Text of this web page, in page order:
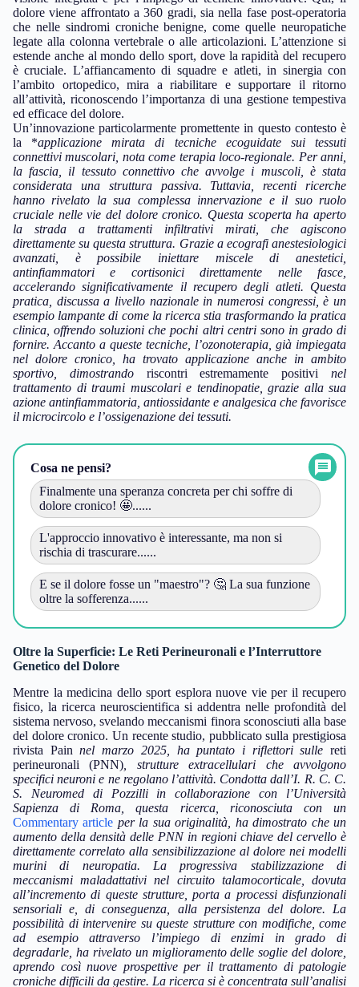
dolore viene affrontato a 360 gradi, sia nella fase post-operatoria
che nelle sindromi croniche benigne, come quelle neuropatiche
legate alla colonna vertebrale o alle articolazioni. L’attenzione si
estende anche al mondo dello sport, dove la rapidità del recupero
è cruciale. L’affiancamento di squadre e atleti, in sinergia con
l’ambito ortopedico, mira a riabilitare e supportare il ritorno
all’attività, riconoscendo l’importanza di una gestione tempestiva
ed efficace del dolore.
Un’innovazione particolarmente promettente in questo contesto è
la *applicazione mirata di tecniche ecoguidate sui tessuti
connettivi muscolari, nota come terapia loco-regionale. Per anni,
la fascia, il tessuto connettivo che avvolge i muscoli, è stata
considerata una struttura passiva. Tuttavia, recenti ricerche
hanno rivelato la sua complessa innervazione e il suo ruolo
cruciale nelle vie del dolore cronico. Questa scoperta ha aperto
la strada a trattamenti infiltrativi mirati, che agiscono
direttamente su questa struttura. Grazie a ecografi anestesiologici
avanzati, è possibile iniettare miscele di anestetici,
antinfiammatori e cortisonici direttamente nelle fasce,
accelerando significativamente il recupero degli atleti. Questa
pratica, discussa a livello nazionale in numerosi congressi, è un
esempio lampante di come la ricerca stia trasformando la pratica
clinica, offrendo soluzioni che pochi altri centri sono in grado di
fornire. Accanto a queste tecniche, l’ozonoterapia, già impiegata
nel dolore cronico, ha trovato applicazione anche in ambito
sportivo, dimostrando riscontri estremamente positivi nel
trattamento di traumi muscolari e tendinopatie, grazie alla sua
azione antinfiammatoria, antiossidante e analgesica che favorisce
il microcircolo e l’ossigenazione dei tessuti.
Cosa ne pensi?
Finalmente una speranza concreta per chi soffre di
dolore cronico! 🤩......
L'approccio innovativo è interessante, ma non si
rischia di trascurare......
E se il dolore fosse un "maestro"? 🤔 La sua funzione
oltre la sofferenza......
Oltre la Superficie: Le Reti Perineuronali e l’Interruttore
Genetico del Dolore
Mentre la medicina dello sport esplora nuove vie per il recupero
fisico, la ricerca neuroscientifica si addentra nelle profondità del
sistema nervoso, svelando meccanismi finora sconosciuti alla base
del dolore cronico. Un recente studio, pubblicato sulla prestigiosa
rivista Pain nel marzo 2025, ha puntato i riflettori sullereti
perineuronali (PNN) , strutture extracellulari che avvolgono
specifici neuroni e ne regolano l’attività. Condotta dall’I. R. C. C.
S. Neuromed di Pozzilli in collaborazione con l’Università
Sapienza di Roma, questa ricerca, riconosciuta con un
Commentary article per la sua originalità, ha dimostrato che un
aumento della densità delle PNN in regioni chiave del cervello è
direttamente correlato alla sensibilizzazione al dolore nei modelli
murini di neuropatia. La progressiva stabilizzazione di
meccanismi maladattativi nel circuito talamocorticale, dovuta
all’incremento di queste strutture, porta a processi disfunzionali
sensoriali e, di conseguenza, alla persistenza del dolore. La
possibilità di intervenire su queste strutture con modifiche, come
ad esempio attraverso l’impiego di enzimi in grado di
degradarle, ha rivelato un miglioramento delle soglie del dolore,
aprendo così nuove prospettive per il trattamento di patologie
croniche difficili da gestire. La ricerca si è concentrata sull’analisi